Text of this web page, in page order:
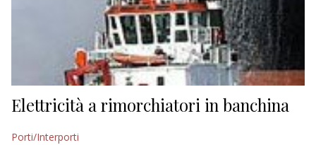
Elettricità a rimorchiatori in banchina
Porti/Interporti